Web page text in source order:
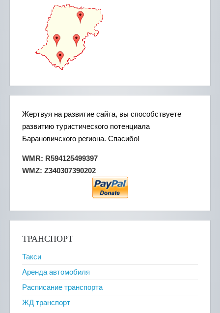
Жертвуя на развитие сайта, вы способствуете
развитию туристического потенциала
Барановичского региона. Спасибо!
WMR: R594125499397
WMZ: Z340307390202
ТРАНСПОРТ
Такси
Аренда автомобиля
Расписание транспорта
ЖД транспорт